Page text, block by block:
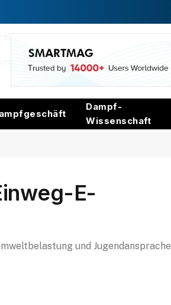
aus
Dampf-
Wissenschaft
E-
und Jugendansprache